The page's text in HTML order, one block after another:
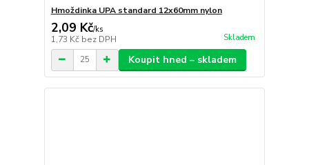
Hmoždinka UPA standard 12x60mm nylon
2,09 Kč/ks
1,73 Kč bez DPH Skladem
Koupit hned – skladem